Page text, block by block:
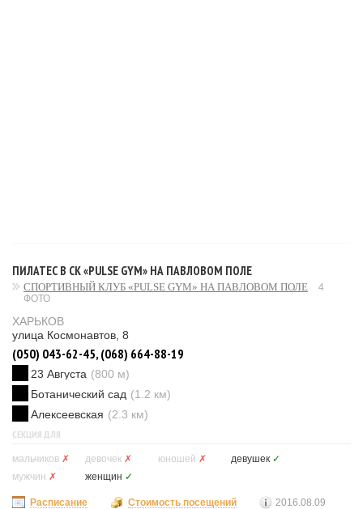
ПИЛАТЕС В СК «PULSE GYM» НА ПАВЛОВОМ ПОЛЕ
СПОРТИВНЫЙ КЛУБ «PULSE GYM» НА ПАВЛОВОМ ПОЛЕ
4
ФОТО
ХАРЬКОВ
улица Космонавтов, 8
(050) 043-62-45, (068) 664-88-19
23 Августа (800 м)
Ботанический сад (1.2 км)
Алексеевская (2.3 км)
СЕКЦИЯ ДЛЯ
мальчиков ✗ девочек ✗ юношей ✗ девушек ✓
мужчин ✗ женщин ✓
Расписание Стоимость посещений 2016.08.09